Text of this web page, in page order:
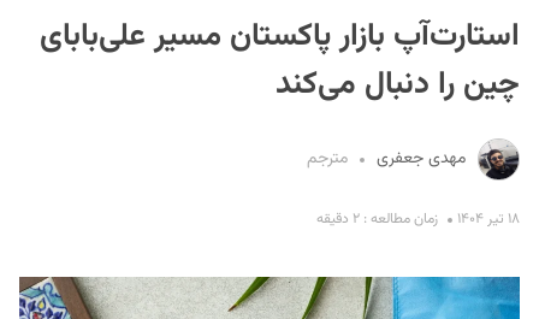
استارت‌آپ بازار پاکستان مسیر علی‌بابای
چین را دنبال می‌کند
مهدی جعفری مترجم
۱۸ تیر ۱۴۰۴ زمان مطالعه : ۲ دقیقه